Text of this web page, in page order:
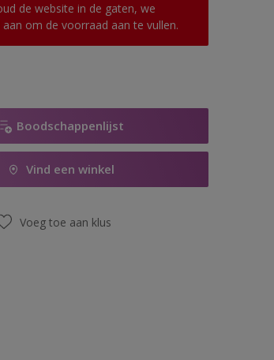
de website in de gaten, we
om de voorraad aan te vullen.
Boodschappenlijst
Vind een winkel
Voeg toe aan klus